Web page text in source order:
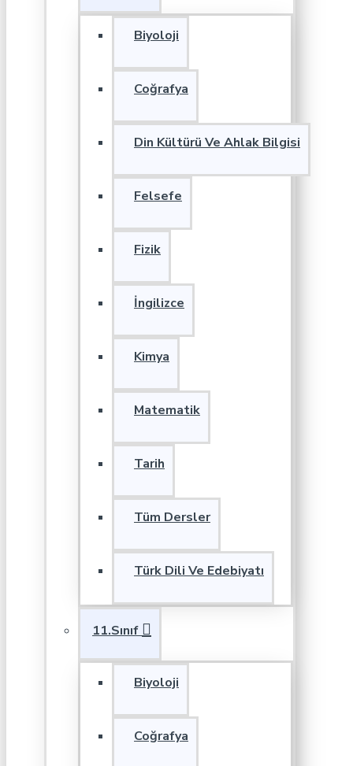
Biyoloji
Coğrafya
Din Kültürü Ve Ahlak Bilgisi
Felsefe
Fizik
İngilizce
Kimya
Matematik
Tarih
Tüm Dersler
Türk Dili Ve Edebiyatı
11.Sınıf
Biyoloji
Coğrafya